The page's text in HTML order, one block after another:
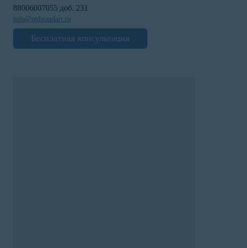
88006007055 доб. 231
info@ntdstandart.ru
Бесплатная консультация